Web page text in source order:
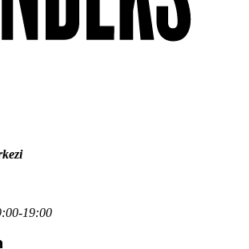
19:00